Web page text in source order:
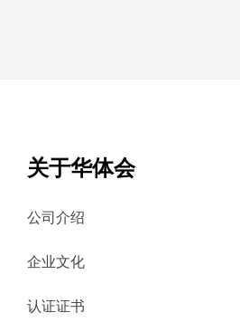
关于华体会
公司介绍
企业文化
认证证书